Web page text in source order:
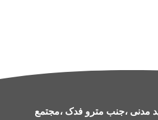
مدنی ،جنب مترو فدک ،مجتمع